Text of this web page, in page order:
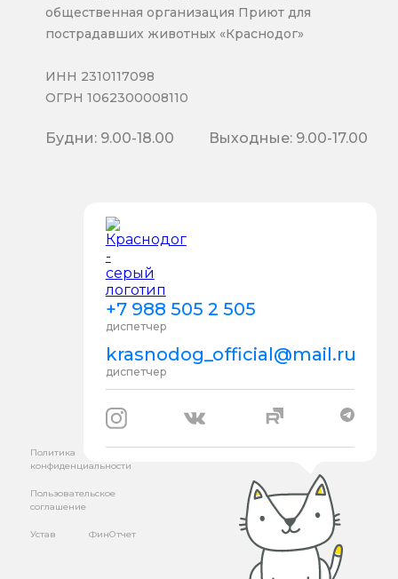
+7 988 505 2 505
диспетчер
krasnodog_official@mail.ru
диспетчер
общественная организация Приют для
пострадавших животных «Краснодог»
ИНН 2310117098
ОГРН 1062300008110
Будни: 9.00-18.00 Выходные: 9.00-17.00
Политика
конфиденциальности
Пользовательское
соглашение
Устав ФинОтчет